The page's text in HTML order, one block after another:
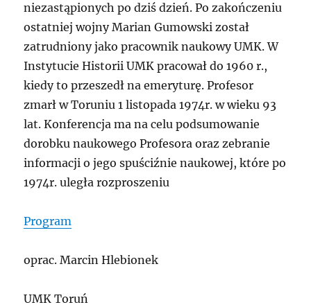
niezastąpionych po dziś dzień. Po zakończeniu
ostatniej wojny Marian Gumowski został
zatrudniony jako pracownik naukowy UMK. W
Instytucie Historii UMK pracował do 1960 r.,
kiedy to przeszedł na emeryturę. Profesor
zmarł w Toruniu 1 listopada 1974r. w wieku 93
lat. Konferencja ma na celu podsumowanie
dorobku naukowego Profesora oraz zebranie
informacji o jego spuściźnie naukowej, które po
1974r. uległa rozproszeniu
Program
oprac. Marcin Hlebionek
UMK Toruń